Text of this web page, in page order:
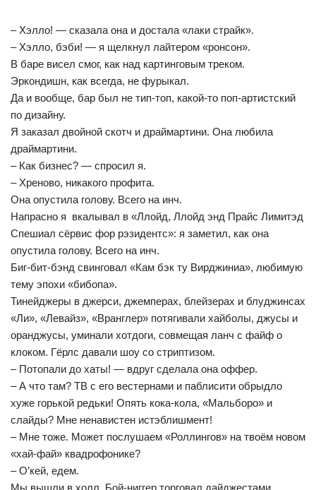
– Хэлло! — сказала она и достала «лаки страйк».
– Хэлло, бэби! — я щелкнул лайтером «ронсон».
В баре висел смог, как над картинговым треком.
Эркондишн, как всегда, не фурыкал.
Да и вообще, бар был не тип-топ, какой-то поп-артистский
по дизайну.
Я заказал двойной скотч и драймартини. Она любила
драймартини.
– Как бизнес? — спросил я.
– Хреново, никакого профита.
Она опустила голову. Всего на инч.
Напрасно я вкалывал в «Ллойд, Ллойд энд Прайс Лимитэд
Спешиал сёрвис фор рэзидентс»: я заметил, как она
опустила голову. Всего на инч.
Биг-бит-бэнд свинговал «Кам бэк ту Вирджиниа», любимую
тему эпохи «бибопа».
Тинейджеры в джерси, джемперах, блейзерах и блуджинсах
«Ли», «Левайз», «Вранглер» потягивали хайболы, джусы и
оранджусы, уминали хотдоги, совмещая ланч с файф о
клоком. Гёрлс давали шоу со стриптизом.
– Потопали до хаты! — вдруг сделала она оффер.
– А что там? ТВ с его вестернами и паблисити обрыдло
хуже горькой редьки! Опять кока-кола, «Мальборо» и
слайды? Мне ненавистен истэблишмент!
– Мне тоже. Может послушаем «Роллингов» на твоём новом
«хай-фай» квадрофонике?
– О’кей, едем.
Мы вышли в холл. Бой-ниггер торговал дайджестами,